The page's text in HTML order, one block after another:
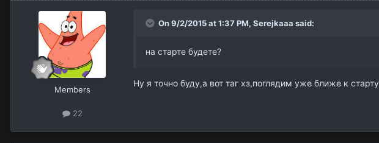
Members
22
On 9/2/2015 at 1:37 PM, Serejkaaa said:
на старте будете?
Ну я точно буду,а вот таг хз,поглядим уже ближе к старту